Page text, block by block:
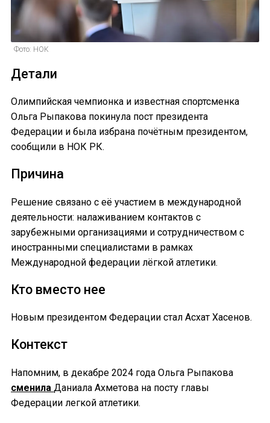
Фото: НОК
Детали
Олимпийская чемпионка и известная спортсменка
Ольга Рыпакова покинула пост президента
Федерации и была избрана почётным президентом,
сообщили в НОК РК.
Причина
Решение связано с её участием в международной
деятельности: налаживанием контактов с
зарубежными организациями и сотрудничеством с
иностранными специалистами в рамках
Международной федерации лёгкой атлетики.
Кто вместо нее
Новым президентом Федерации стал Асхат Хасенов.
Контекст
Напомним, в декабре 2024 года Ольга Рыпакова
сменила Даниала Ахметова на посту главы
Федерации легкой атлетики.